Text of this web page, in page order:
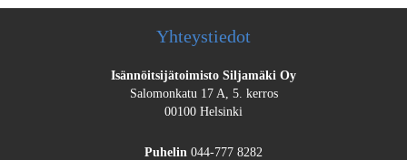
Yhteystiedot
Isännöitsijätoimisto Siljamäki Oy
Salomonkatu 17 A, 5. kerros
00100 Helsinki
Puhelin 044-777 8282